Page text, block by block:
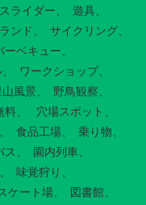
スライダー
遊具
ンド
サイクリング
ーベキュー
ワークショップ
山風景
野鳥観察
料
穴場スポット
食品工場
乗り物
ス
園内列車
味覚狩り
ケート場 図書館